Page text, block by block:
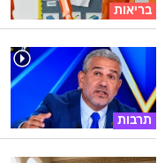
בריאות
תרבות